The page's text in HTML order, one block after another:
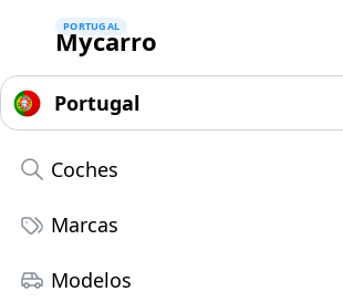
Mycarro
PORTUGAL
Coches
Marcas
Modelos